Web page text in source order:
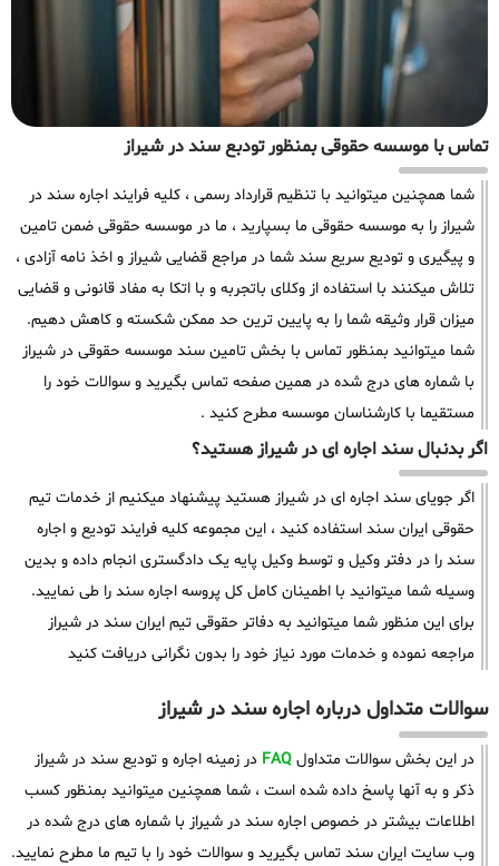
تماس با موسسه حقوقی بمنظور تودبع سند در شیراز
شما همچنین میتوانید با تنظیم قرارداد رسمی ، کلیه فرایند اجاره سند در
شیراز را به موسسه حقوقی ما بسپارید ، ما در موسسه حقوقی ضمن تامین
و پیگیری و تودیع سریع سند شما در مراجع قضایی شیراز و اخذ نامه آزادی ،
تلاش میکنند با استفاده از وکلای باتجربه و با اتکا به مفاد قانونی و قضایی
میزان قرار وثیقه شما را به پایین ترین حد ممکن شکسته و کاهش دهیم.
شما میتوانید بمنظور تماس با بخش تامین سند موسسه حقوقی در شیراز
با شماره های درج شده در همین صفحه تماس بگیرید و سوالات خود را
مستقیما با کارشناسان موسسه مطرح کنید .
اگر بدنبال سند اجاره ای در شیراز هستید؟
اگر جویای سند اجاره ای در شیراز هستید پیشنهاد میکنیم از خدمات تیم
حقوقی ایران سند استفاده کنید ، این مجموعه کلیه فرایند تودیع و اجاره
سند را در دفتر وکیل و توسط وکیل پایه یک دادگستری انجام داده و بدین
وسیله شما میتوانید با اطمینان کامل کل پروسه اجاره سند را طی نمایید.
برای این منظور شما میتوانید به دفاتر حقوقی تیم ایران سند در شیراز
مراجعه نموده و خدمات مورد نیاز خود را بدون نگرانی دریافت کنید
سوالات متداول درباره اجاره سند در شیراز
در این بخش سوالات متداول FAQ در زمینه اجاره و تودیع سند در شیراز
ذکر و به آنها پاسخ داده شده است ، شما همچنین میتوانید بمنظور کسب
اطلاعات بیشتر در خصوص اجاره سند در شیراز با شماره های درج شده در
وب سایت ایران سند تماس بگیرید و سوالات خود را با تیم ما مطرح نمایید.